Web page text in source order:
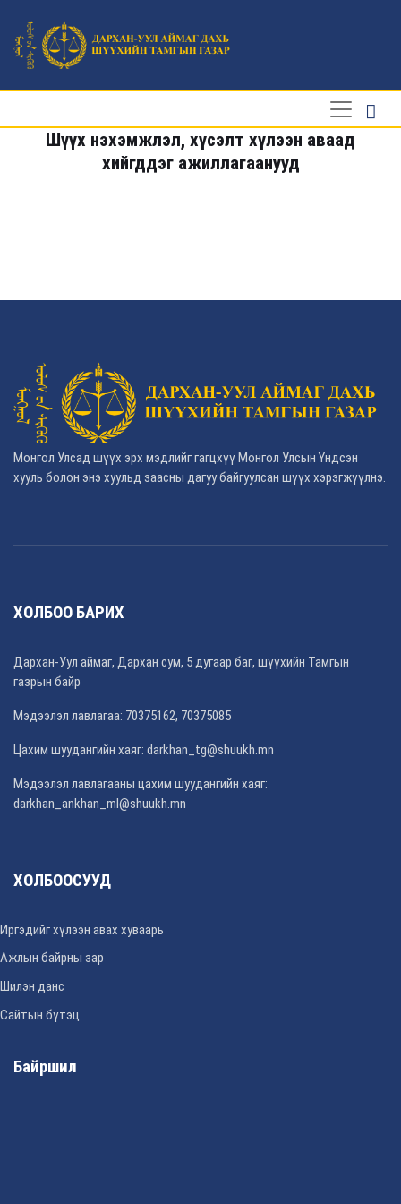
Шүүх нэхэмжлэл, хүсэлт хүлээн аваад
хийгддэг ажиллагаанууд
Монгол Улсад шүүх эрх мэдлийг гагцхүү Монгол Улсын Үндсэн
хууль болон энэ хуульд заасны дагуу байгуулсан шүүх хэрэгжүүлнэ.
ХОЛБОО БАРИХ
Дархан-Уул аймаг, Дархан сум, 5 дугаар баг, шүүхийн Тамгын
газрын байр
Мэдээлэл лавлагаа: 70375162, 70375085
Цахим шуудангийн хаяг: darkhan_tg@shuukh.mn
Мэдээлэл лавлагааны цахим шуудангийн хаяг:
darkhan_ankhan_ml@shuukh.mn
ХОЛБООСУУД
Иргэдийг хүлээн авах хуваарь
Ажлын байрны зар
Шилэн данс
Сайтын бүтэц
Байршил